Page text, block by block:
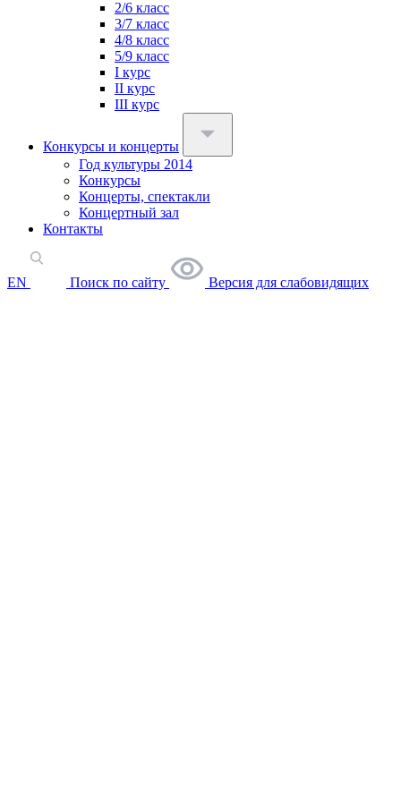
2/6 класс
3/7 класс
4/8 класс
5/9 класс
I курс
II курс
III курс
Конкурсы и концерты
Год культуры 2014
Конкурсы
Концерты, спектакли
Концертный зал
Контакты
EN Поиск по сайту Версия для слабовидящих